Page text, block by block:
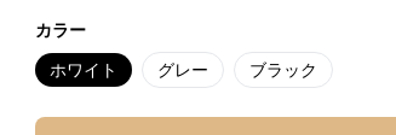
カラー
ホワイト グレー ブラック